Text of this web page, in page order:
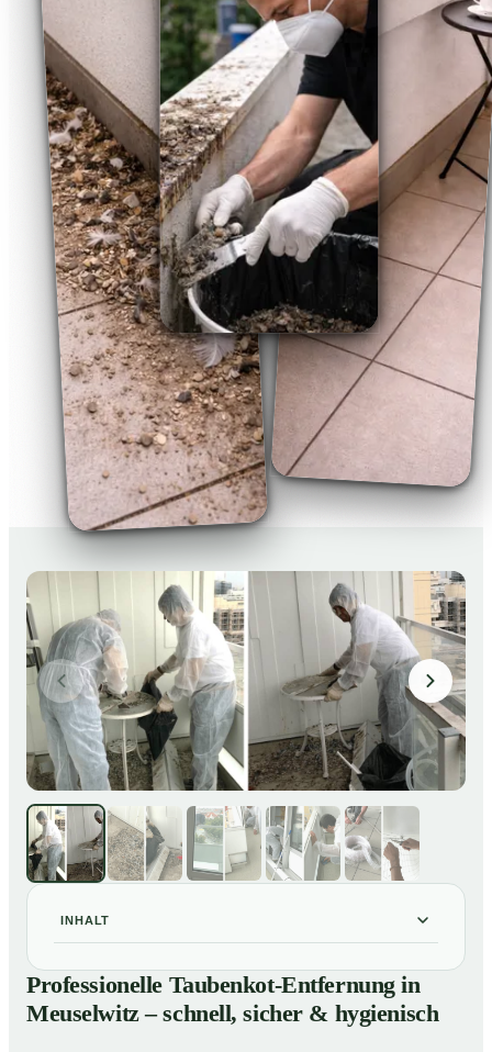
INHALT
01 Professionelle Taubenkot-Entfernung in Meuselwitz –
schnell, sicher & hygienisch
Warum professionelle Taubenkot-Entfernung in
Professionelle Taubenkot-Entfernung in
Meuselwitz – schnell, sicher & hygienisch